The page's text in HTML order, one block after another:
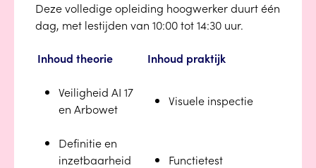
Deze volledige opleiding hoogwerker duurt één
dag, met lestijden van 10:00 tot 14:30 uur.
Inhoud theorie Inhoud praktijk
Veiligheid AI 17
en Arbowet
Visuele inspectie
Definitie en
inzetbaarheid
Functietest